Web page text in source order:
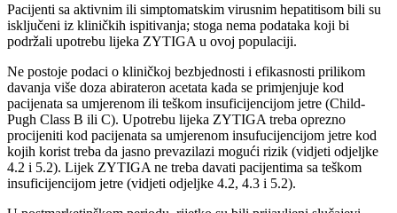
Pacijenti sa aktivnim ili simptomatskim virusnim hepatitisom bili su
isključeni iz kliničkih ispitivanja; stoga nema podataka koji bi
podržali upotrebu lijeka ZYTIGA u ovoj populaciji.
Ne postoje podaci o kliničkoj bezbjednosti i efikasnosti prilikom
davanja više doza abirateron acetata kada se primjenjuje kod
pacijenata sa umjerenom ili teškom insuficijencijom jetre (Child-
Pugh Class B ili C). Upotrebu lijeka ZYTIGA treba oprezno
procijeniti kod pacijenata sa umjerenom insufucijencijom jetre kod
kojih korist treba da jasno prevazilazi mogući rizik (vidjeti odjeljke
4.2 i 5.2). Lijek ZYTIGA ne treba davati pacijentima sa teškom
insuficijencijom jetre (vidjeti odjeljke 4.2, 4.3 i 5.2).